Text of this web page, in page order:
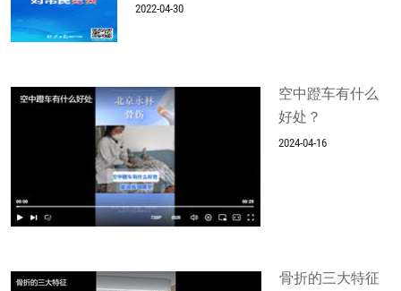
2022-04-30
空中蹬车有什么
好处？
2024-04-16
骨折的三大特征